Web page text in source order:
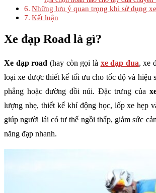
Những lưu ý quan trọng khi sử dụng
Kết luận
Xe đạp Road là gì?
Xe đạp road (hay còn gọi là xe đạp đua, xe
loại xe được thiết kế tối ưu cho tốc độ và hiệu
phẳng hoặc đường đồi núi. Đặc trưng của
lượng nhẹ, thiết kế khí động học, lốp xe hẹp
giúp người lái có tư thế ngồi thấp, giảm sức
năng đạp nhanh.